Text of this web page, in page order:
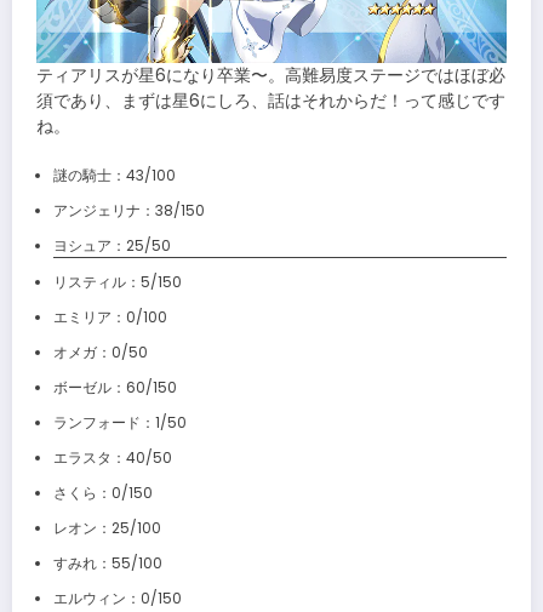
ティアリスが星6になり卒業〜。高難易度ステージではほぼ必
須であり、まずは星6にしろ、話はそれからだ！って感じです
ね。
謎の騎士：43/100
アンジェリナ：38/150
ヨシュア：25/50
リスティル：5/150
エミリア：0/100
オメガ：0/50
ボーゼル：60/150
ランフォード：1/50
エラスタ：40/50
さくら：0/150
レオン：25/100
すみれ：55/100
エルウィン：0/150